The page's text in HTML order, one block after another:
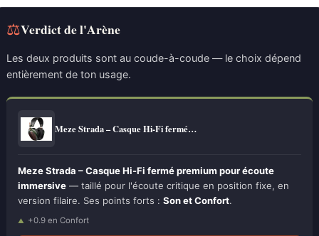
⚖Verdict de l'Arène
Les deux produits sont au coude-à-coude — le choix dépend
entièrement de ton usage.
Meze Strada – Casque Hi-Fi fermé…
Meze Strada – Casque Hi-Fi fermé premium pour écoute
immersive — taillé pour l'écoute critique en position fixe, en
version filaire. Ses points forts : Son et Confort.
+0.9 en Confort